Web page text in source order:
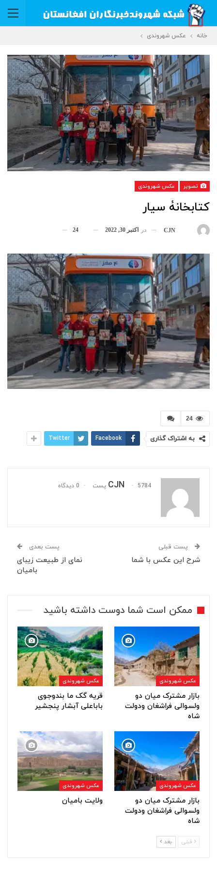
خانه عکس شهروندی
تصویر عکس شهروندی
‏کتابخانۀ سیار
CJN در اکتبر 30, 2022 24
24
به اشتراک گذاری Facebook
Twitter
CJN 5784 پست 0 دیدگاه
پست قبلی
شرح این عکس با شما
پست بعدی
نمای از طبیعت زیبای
بامیان
ممکن است شما دوست داشته باشید
عکس شهروندی
بازار مشترک میان دو
ولسوالی فراشغان ودولت
شاه
عکس شهروندی
قریه گک ما بندوجوی
باباعلی آبشار پنجشیر
عکس شهروندی
بازار مشترک میان دو
ولسوالی فراشغان ودولت
شاه
عکس شهروندی
ولایت بامیان
قبلی بعد